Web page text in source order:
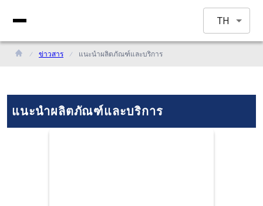
TH
ข่าวสาร แนะนำผลิตภัณฑ์และบริการ
แนะนำผลิตภัณฑ์และบริการ